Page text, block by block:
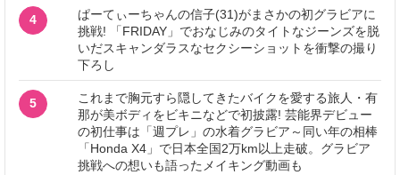
4
ぱーてぃーちゃんの信子(31)がまさかの初グラビアに
挑戦! 「FRIDAY」でおなじみのタイトなジーンズを脱
いだスキャンダラスなセクシーショットを衝撃の撮り
下ろし
5
これまで胸元すら隠してきたバイクを愛する旅人・有
那が美ボディをビキニなどで初披露! 芸能界デビュー
の初仕事は「週プレ」の水着グラビア～同い年の相棒
「Honda X4」で日本全国2万km以上走破。グラビア
挑戦への想いも語ったメイキング動画も